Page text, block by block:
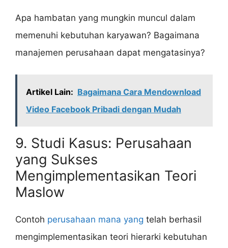
Apa hambatan yang mungkin muncul dalam
memenuhi kebutuhan karyawan? Bagaimana
manajemen perusahaan dapat mengatasinya?
Artikel Lain: Bagaimana Cara Mendownload
Video Facebook Pribadi dengan Mudah
9. Studi Kasus: Perusahaan
yang Sukses
Mengimplementasikan Teori
Maslow
Contoh perusahaan mana yang telah berhasil
mengimplementasikan teori hierarki kebutuhan